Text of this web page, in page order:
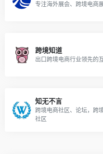
专注海外展会、跨境电商
跨境知道
出口跨境电商行业领先的
知无不言
跨境电商社区、论坛，跨
社区